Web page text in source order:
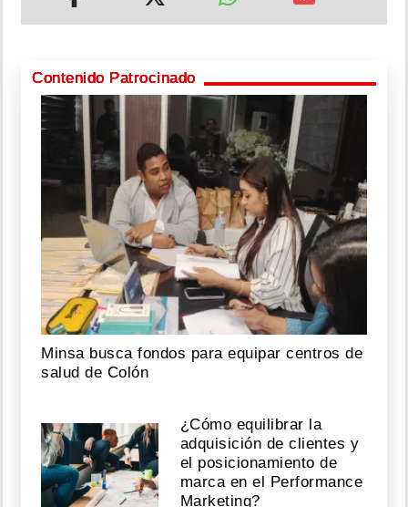
Contenido Patrocinado
Minsa busca fondos para equipar centros de
salud de Colón
¿Cómo equilibrar la
adquisición de clientes y
el posicionamiento de
marca en el Performance
Marketing?